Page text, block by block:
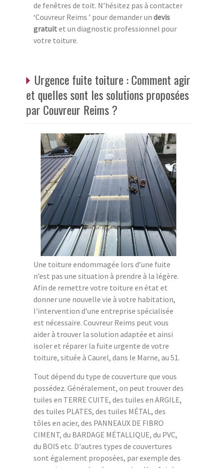
de fenêtres de toit. N’hésitez pas à contacter
‘Couvreur Reims ’ pour demander un devis
gratuitet un diagnostic professionnel pour
votre toiture.
Urgence fuite toiture : Comment agir
et quelles sont les solutions proposées
par Couvreur Reims ?
Une toiture endommagée lors d’une fuite
n’est pas une situation à prendre à la légère.
Afin de remettre votre toiture en état et
donner une nouvelle vie à votre habitation,
l'intervention d’une entreprise spécialisée
est nécessaire. Couvreur Reims peut vous
aider à trouver la solution adaptée et ainsi
isoler et réparer la fuite urgente de votre
toiture, située à Caurel, dans le Marne, au 51.
Tout dépend du type de couverture que vous
possédez. Généralement, on peut trouver des
tuiles en TERRE CUITE, des tuiles en ARGILE,
des tuiles PLATES, des tuiles MÉTAL, des
tôles en acier, des PANNEAUX DE FIBRO
CIMENT, du BARDAGE MÉTALLIQUE, du PVC,
du BOIS etc. D'autres types de couvertures
sont également proposées, par exemple des